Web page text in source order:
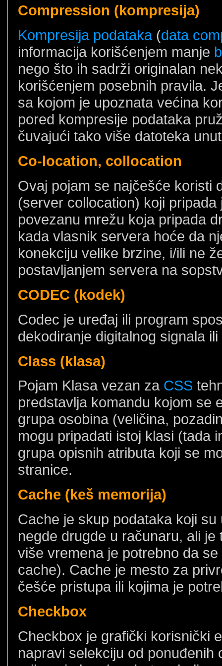
Compression (kompresija)
Kompresija podataka(data
informacija korišćenjem manje
nego što ih sadrži originalan
korišćenjem posebnih pravila.
sa kojom je upoznata većina
pored kompresije podataka
čuvajući tako više datoteka
Co-location, collocation
Ovaj pojam se najčešće koristi
(server collocation) koji
povezanu mrežu koja pripada
kada vlasnik servera hoće da
konekciju velike brzine, i/ili ne
postavljanjem servera na
CODEC (kodek)
Codec je uređaj ili program
dekodiranje digitalnog signala
Class (klasa)
Pojam Klasa vezan za CSS
predstavlja komandu kojom se
grupa osobina (veličina,
mogu pripadati istoj klasi (tada
grupa opisnih atributa koji se
stranice.
Cache (keš memorija)
Cache je skup podataka koji
negde drugde u računaru, ali
više vremena je potrebno da
cache). Cache je mesto za
češće pristupa ili kojima je
Checkbox
Checkbox je grafički korisnički
napravi selekciju od